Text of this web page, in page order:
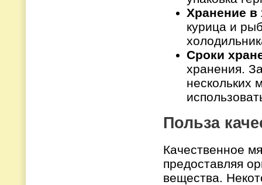
Хранение в
курица и
Сроки
хранения.
нескольких
Польза
Качественное
предоставляя
вещества.